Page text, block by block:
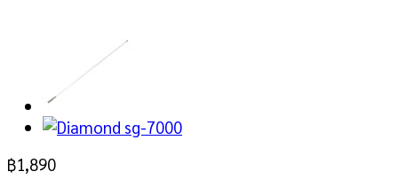
฿1,890